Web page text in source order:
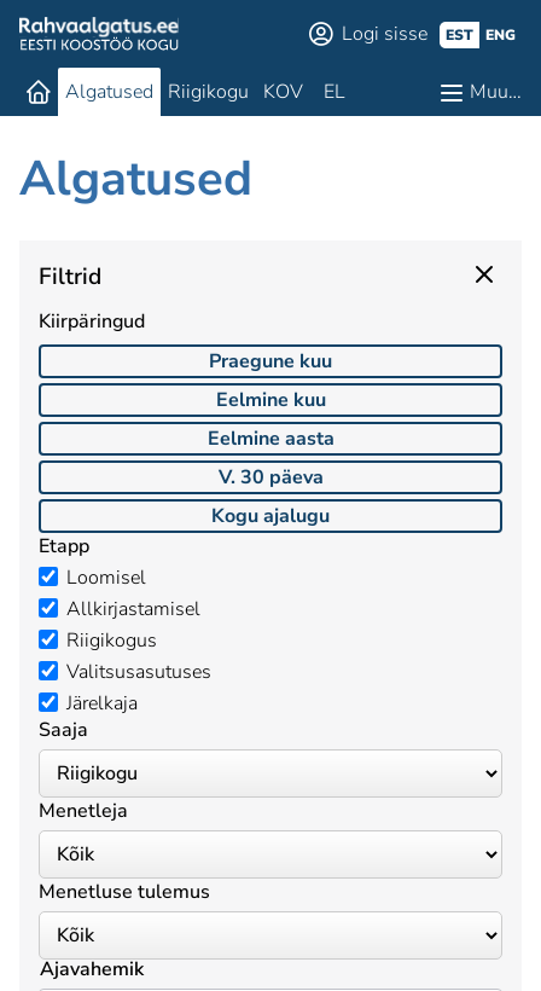
Logi sisse EST ENG
Algatused Riigikogu KOV EL Muu…
Algatused
Filtrid
Kiirpäringud
Praegune kuu
Eelmine kuu
Eelmine aasta
V. 30 päeva
Kogu ajalugu
Etapp
Loomisel
Allkirjastamisel
Riigikogus
Valitsusasutuses
Järelkaja
Saaja
Menetleja
Menetluse tulemus
Ajavahemik